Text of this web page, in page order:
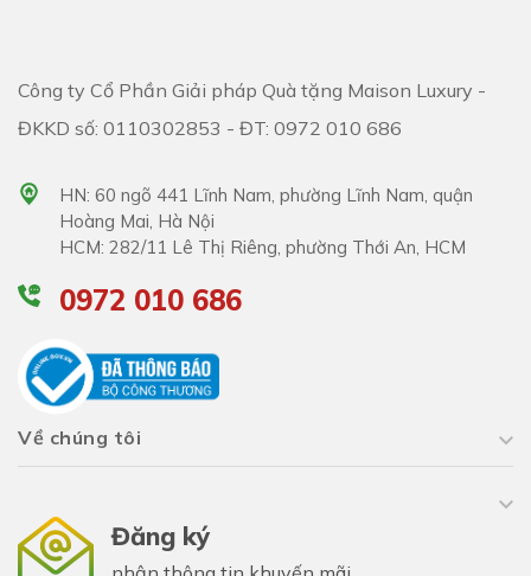
Công ty Cổ Phần Giải pháp Quà tặng Maison Luxury -
ĐKKD số: 0110302853 - ĐT: 0972 010 686
HN: 60 ngõ 441 Lĩnh Nam, phường Lĩnh Nam, quận
Hoàng Mai, Hà Nội
HCM: 282/11 Lê Thị Riêng, phường Thới An, HCM
0972 010 686
Về chúng tôi
Đăng ký